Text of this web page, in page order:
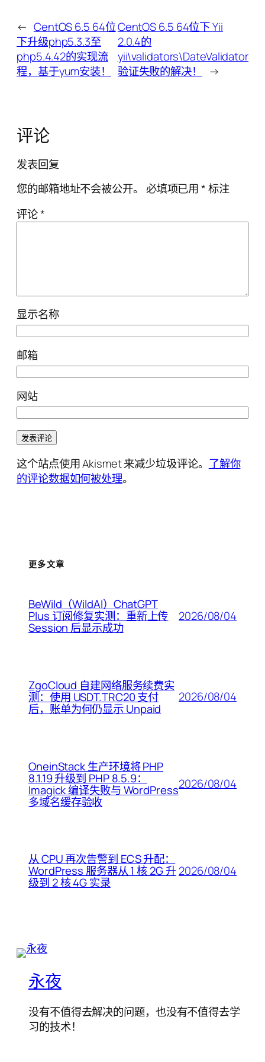
← CentOS 6.5 64位
下升级php5.3.3至
php5.4.42的实现流
程，基于yum安装！
CentOS 6.5 64位下 Yii
2.0.4的
yii\validators\DateValidator
验证失败的解决！
→
评论
发表回复
您的邮箱地址不会被公开。 必填项已用*标注
评论*
显示名称
邮箱
网站
这个站点使用 Akismet 来减少垃圾评论。 了解你
的评论数据如何被处理。
更多文章
BeWild（WildAI）ChatGPT
Plus 订阅修复实测：重新上传
Session 后显示成功
2026/08/04
ZgoCloud 自建网络服务续费实
测：使用 USDT.TRC20 支付
后，账单为何仍显示 Unpaid
2026/08/04
OneinStack 生产环境将 PHP
8.1.19 升级到 PHP 8.5.9：
Imagick 编译失败与 WordPress
多域名缓存验收
2026/08/04
从 CPU 再次告警到 ECS 升配：
WordPress 服务器从 1 核 2G 升
级到 2 核 4G 实录
2026/08/04
永夜
没有不值得去解决的问题，也没有不值得去学
习的技术！